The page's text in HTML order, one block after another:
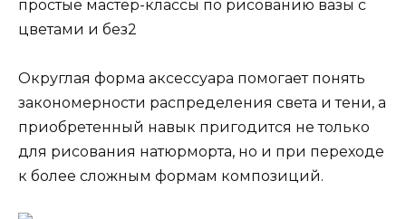
Округлая форма аксессуара помогает понять
закономерности распределения света и тени, а
приобретенный навык пригодится не только
для рисования натюрморта, но и при переходе
к более сложным формам композиций.